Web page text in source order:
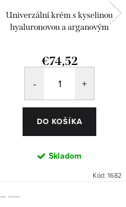
Univerzální krém s kyselinou
hyaluronovou a arganovým
€74,52
DO KOŠÍKA
Skladom
Kód: 1682